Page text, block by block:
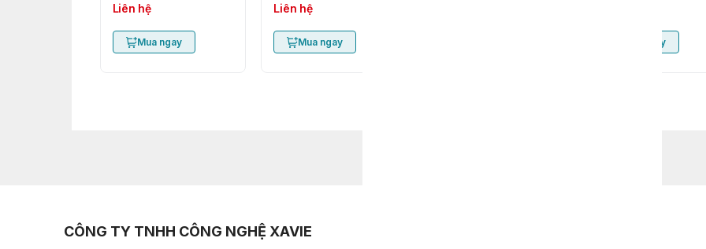
Liên hệ
Mua ngay
Liên hệ
Mua ngay Mua ngay
CÔNG TY TNHH CÔNG NGHỆ XAVIE